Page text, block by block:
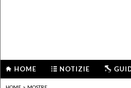
HOME NOTIZIE